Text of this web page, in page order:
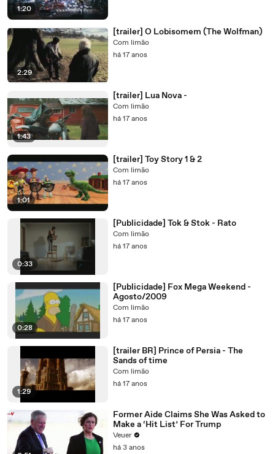
1:20
2:29
[trailer] O Lobisomem (The Wolfman)
Com limão
há 17 anos
1:43
[trailer] Lua Nova -
Com limão
há 17 anos
1:01
[trailer] Toy Story 1 & 2
Com limão
há 17 anos
0:33
[Publicidade] Tok & Stok - Rato
Com limão
há 17 anos
0:28
[Publicidade] Fox Mega Weekend -
Agosto/2009
Com limão
há 17 anos
1:29
[trailer BR] Prince of Persia - The
Sands of time
Com limão
há 17 anos
Former Aide Claims She Was Asked to
Make a ‘Hit List’ For Trump
Veuer
há 3 anos